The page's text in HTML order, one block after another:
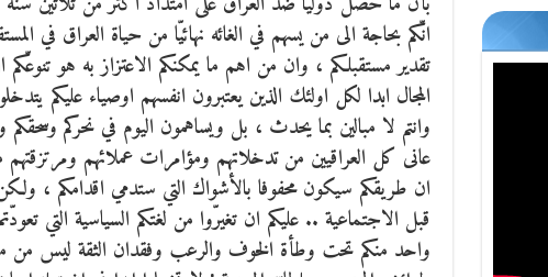
انّكم بحاجة الى من يسهم في الغائه نهائيّا من حياة العراق في
تقدير مستقبلكم ، وان من اهم ما يمكنكم الاعتزاز به هو
المجال ابدا لكل اولئك الذين يعتبرون انفسهم اوصياء عليكم
وانتم لا مبالين بما يحدث ، بل ويساهمون اليوم في نحركم
عانى كل العراقيين من تدخلاتهم ومؤامرات عملائهم
ان طريقكم سيكون محفوفا بالأشواك التي ستدمي اقدامكم ، ولكن
واحد منكم تحت وطأة الخوف والرعب وفقدان الثقة ليس